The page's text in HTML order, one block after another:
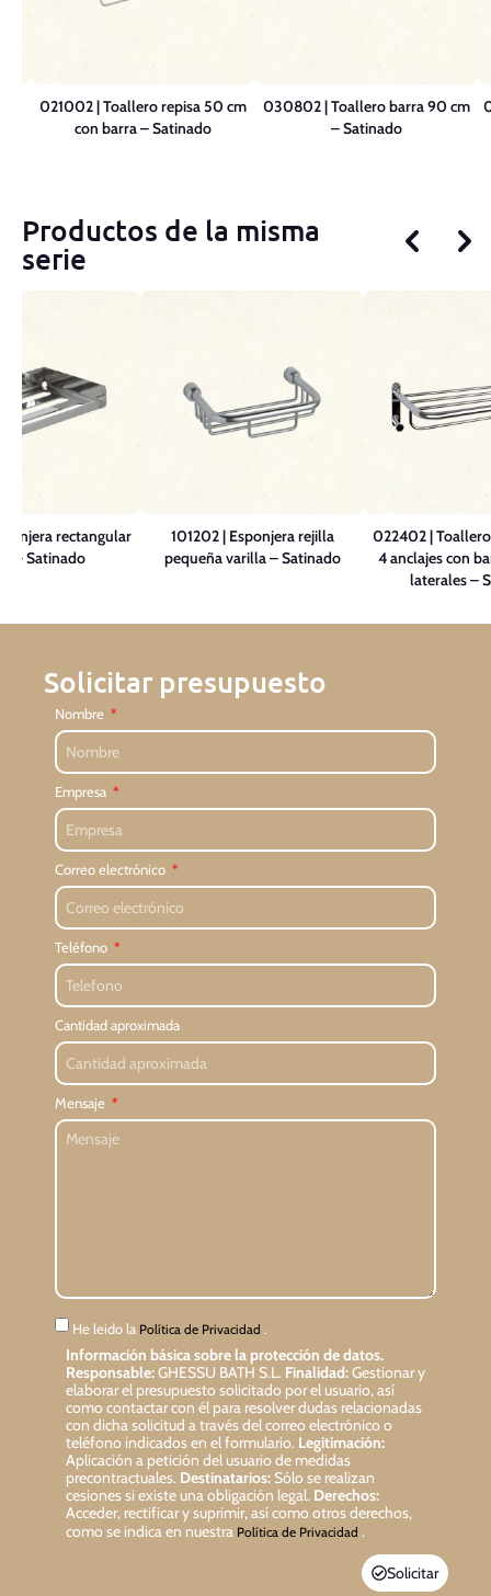
021002 | Toallero repisa 50 cm
con barra – Satinado
030802 | Toallero barra 90 cm
– Satinado
Productos de la misma
serie
rectangular
– Satinado
101202 | Esponjera rejilla
pequeña varilla – Satinado
022402 |
4 anclajes con
laterales –
Solicitar presupuesto
Nombre
Empresa
Correo electrónico
Teléfono
Cantidad aproximada
Mensaje
He leido la Política de Privacidad .
Información básica sobre la protección de datos.
Responsable:GHESSU BATH S.L. Finalidad:Gestionar y
elaborar el presupuesto solicitado por el usuario, así
como contactar con él para resolver dudas relacionadas
con dicha solicitud a través del correo electrónico o
teléfono indicados en el formulario. Legitimación:
Aplicación a petición del usuario de medidas
precontractuales. Destinatarios:Sólo se realizan
cesiones si existe una obligación legal. Derechos:
Acceder, rectificar y suprimir, así como otros derechos,
como se indica en nuestra Política de Privacidad .
Solicitar